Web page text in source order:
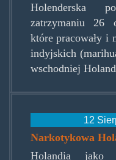
Holenderska
zatrzymaniu 26
które pracowały i
indyjskich
wschodniej
12
Narkotykowa
Holandia